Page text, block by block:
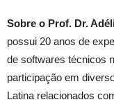
Sobre o Prof. Dr.
possui 20 anos de
de softwares técnicos
participação em
Latina relacionados